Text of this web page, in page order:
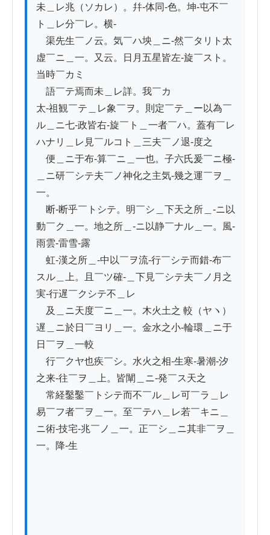
未＿レ兆（ソカレ）。幷-体同-色。坤-屯不￣
ト＿レ分￣レ。横-
渠先生￣ノ云。気￣ハ坱＿ニ-然￣タリト太
虚￣ニ＿一。又云。日月五星皆左-旋￣スト。
当時￣カミ
語￣テ焉而未＿レ詳。我￣カ
太-祖観￣テ＿レ象￣ヲ。則定￣テ＿ー以為￣
ル＿ニ七-政皆右-旋￣ト＿一者￣ハ。蓋有￣レ
ハナリ＿レ見￣ルコト＿三夫￣ノ退-度之
便＿ニ于布-算￣ニ＿一也。子六氏爰￣ニ極-
＿ニ研￣シテ夫￣ノ神化之主気-幾之運￣ヲ＿
一。
断-断乎￣トシテ。明￣シ＿下天之所＿-ニ以
動￣ク＿一。地之所＿-ニ以静￣ナル＿一。風-
雨雲-雷雪-露
虹-漢之所＿-中以￣ヲ流-行￣シテ而錯-布￣
スル＿上。且￣ツ確-＿下見￣シテ夫￣ノ月之
実-行遅￣クシテ不＿レ
及＿ニ天度￣ニ＿一。木火土之 較（ヤヽ）
遅＿ニ於日￣ヨリ＿一。金水之小-輪環＿ニ于
日￣ヲ＿一較
行￣クヤ也疾￣シ。水火之相-生寒-暑潮-汐
之来-往￣ヲ＿上。皆闡＿ニ-発￣ス天之
常経鑿鑿￣トシテ而不￣ル＿レ可￣ラ＿レ
易￣フ者￣ヲ＿一。至￣テハ＿レ若￣キニ＿
ニ術-技宅-兆￣ノ＿一。正￣シ＿ニ其非￣ヲ＿
一。降-生